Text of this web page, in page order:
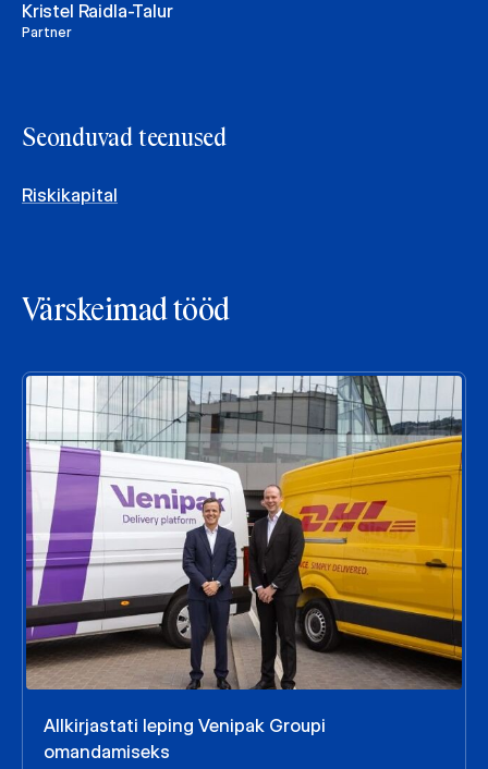
Kristel Raidla-Talur
Partner
Seonduvad teenused
Riskikapital
Värskeimad tööd
Allkirjastati leping Venipak Groupi
omandamiseks